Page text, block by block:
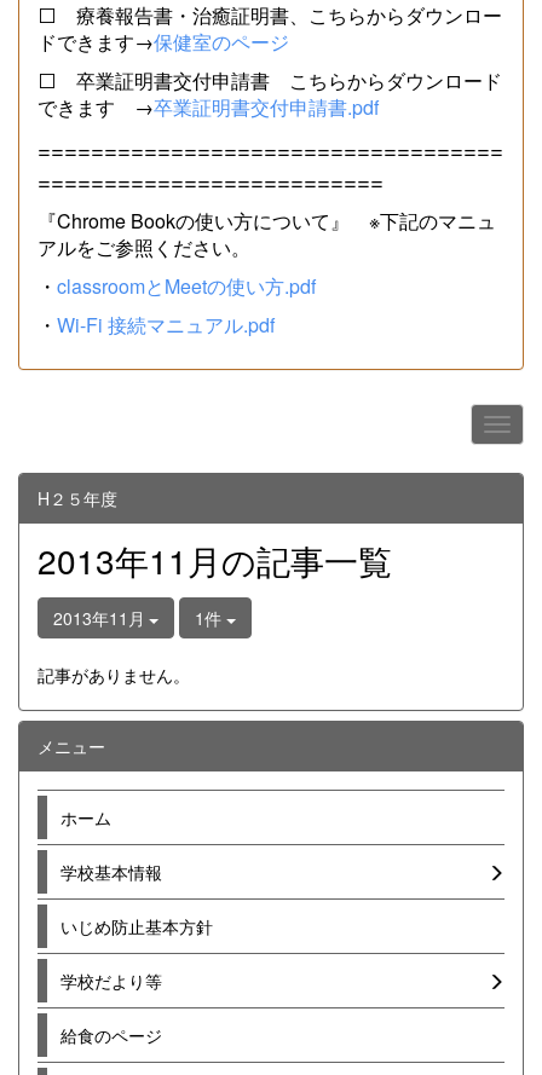
⬜ 療養報告書・治癒証明書、こちらからダウンロー
ドできます→保健室のページ
⬜ 卒業証明書交付申請書 こちらからダウンロード
できます →卒業証明書交付申請書.pdf
===================================
==========================
『Chrome Bookの使い方について』 ※下記のマニュ
アルをご参照ください。
・ classroomとMeetの使い方.pdf
・ Wi-Fi 接続マニュアル.pdf
H２５年度
2013年11月の記事一覧
2013年11月 1件
記事がありません。
メニュー
ホーム
学校基本情報
いじめ防止基本方針
学校だより等
給食のページ